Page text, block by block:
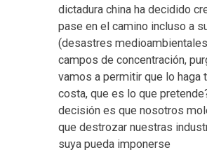
dictadura china ha decidido
pase en el camino incluso a
(desastres
campos de concentración,
vamos a permitir que lo haga
costa, que es lo que
decisión es que nosotros
que destrozar nuestras
suya pueda imponerse